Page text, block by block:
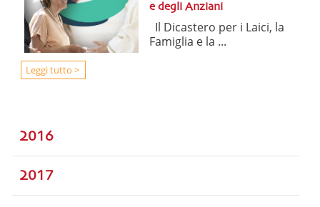
e degli Anziani
Il Dicastero per i Laici, la
Famiglia e la ...
Leggi tutto >
2016
2017